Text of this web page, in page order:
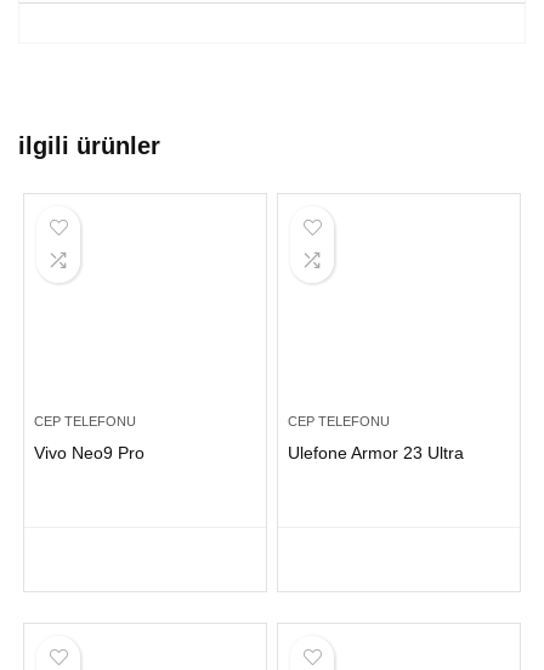
ilgili ürünler
CEP TELEFONU
Vivo Neo9 Pro
CEP TELEFONU
Ulefone Armor 23 Ultra